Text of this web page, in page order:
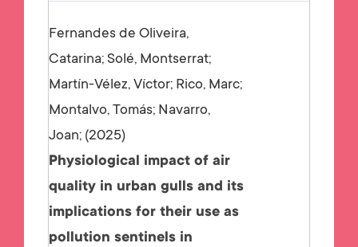
Fernandes de Oliveira,
Catarina; Solé, Montserrat;
Martín-Vélez, Víctor; Rico, Marc;
Montalvo, Tomás; Navarro,
Joan; 2025
Physiological impact of air
quality in urban gulls and its
implications for their use as
pollution sentinels in